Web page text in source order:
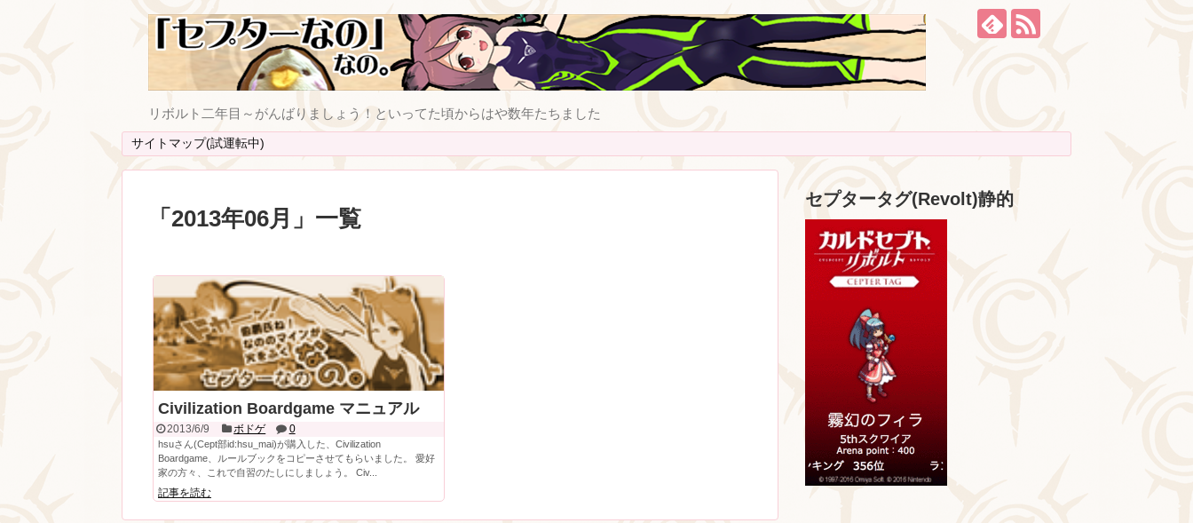
リボルト二年目～がんばりましょう！といってた頃からはや数年たちました
サイトマップ(試運転中)
「 2013年06月 」 一覧
Civilization Boardgame マニュアル
2013/6/9 ボドゲ 0
hsuさん(Cept部id:hsu_mai)が購入した、Civilization
Boardgame、ルールブックをコピーさせてもらいました。 愛好
家の方々、これで自習のたしにしましょう。 Civ...
記事を読む
セプタータグ(Revolt)静的